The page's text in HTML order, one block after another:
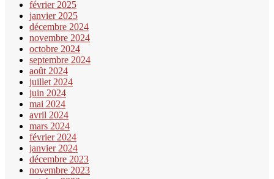
février 2025
janvier 2025
décembre 2024
novembre 2024
octobre 2024
septembre 2024
août 2024
juillet 2024
juin 2024
mai 2024
avril 2024
mars 2024
février 2024
janvier 2024
décembre 2023
novembre 2023